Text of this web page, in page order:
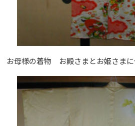
お母様の着物 お殿さまとお姫さま